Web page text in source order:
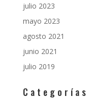
julio 2023
mayo 2023
agosto 2021
junio 2021
julio 2019
Categorías